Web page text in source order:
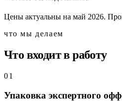
Цены актуальны на май 2026.
что мы делаем
Что входит в работу
01
Упаковка экспертного